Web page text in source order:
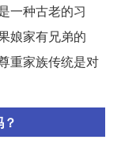
一种古老的习
娘家有兄弟的
重家族传统是对